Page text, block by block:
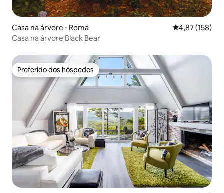
Casa na árvore ⋅ Roma 4,87 de uma
4,87 (158)
Casa na árvore Black Bear
Preferido dos hóspedes
Preferido dos hóspedes